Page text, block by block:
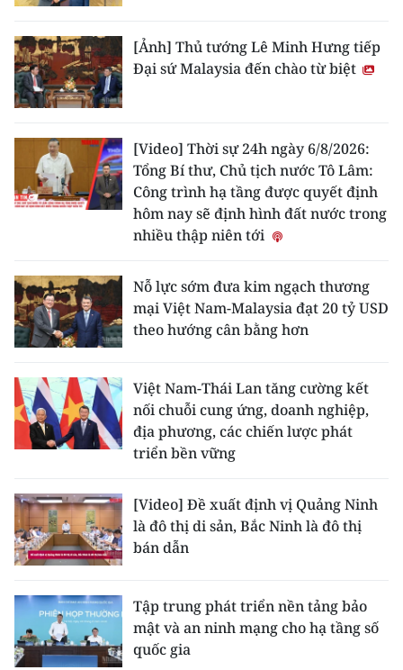
[Ảnh] Thủ tướng Lê Minh Hưng tiếp
Đại sứ Malaysia đến chào từ biệt
[Video] Thời sự 24h ngày 6/8/2026:
Tổng Bí thư, Chủ tịch nước Tô Lâm:
Công trình hạ tầng được quyết định
hôm nay sẽ định hình đất nước trong
nhiều thập niên tới
Nỗ lực sớm đưa kim ngạch thương
mại Việt Nam-Malaysia đạt 20 tỷ USD
theo hướng cân bằng hơn
Việt Nam-Thái Lan tăng cường kết
nối chuỗi cung ứng, doanh nghiệp,
địa phương, các chiến lược phát
triển bền vững
[Video] Đề xuất định vị Quảng Ninh
là đô thị di sản, Bắc Ninh là đô thị
bán dẫn
Tập trung phát triển nền tảng bảo
mật và an ninh mạng cho hạ tầng số
quốc gia